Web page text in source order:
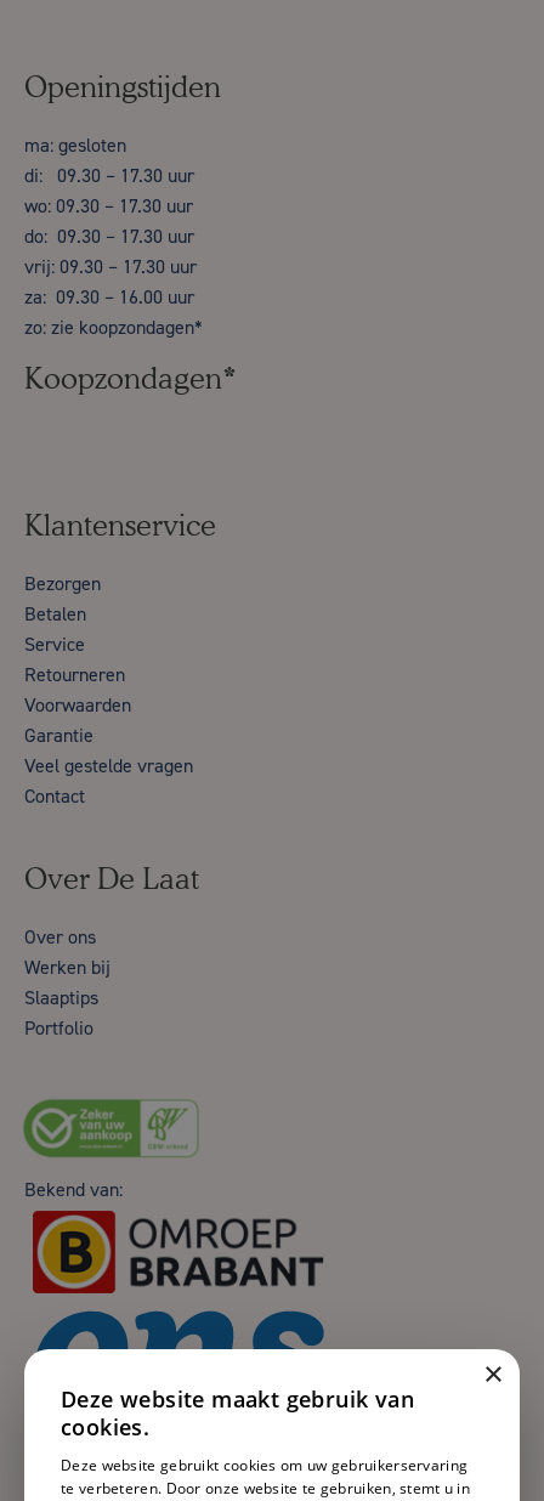
Openingstijden
ma: gesloten
di: 09.30 – 17.30 uur
wo: 09.30 – 17.30 uur
do: 09.30 – 17.30 uur
vrij: 09.30 – 17.30 uur
za: 09.30 – 16.00 uur
zo: zie koopzondagen*
Koopzondagen*
Klantenservice
Bezorgen
Betalen
Service
Retourneren
Voorwaarden
Garantie
Veel gestelde vragen
Contact
Over De Laat
Over ons
Werken bij
Slaaptips
Portfolio
Bekend van:
×
Deze website maakt gebruik van
cookies.
Deze website gebruikt cookies om uw gebruikerservaring
te verbeteren. Door onze website te gebruiken, stemt u in